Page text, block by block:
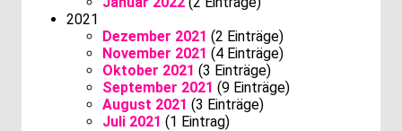
2021
Dezember 2021 (2 Einträge)
November 2021 (4 Einträge)
Oktober 2021 (3 Einträge)
September 2021 (9 Einträge)
August 2021 (3 Einträge)
Juli 2021 (1 Eintrag)